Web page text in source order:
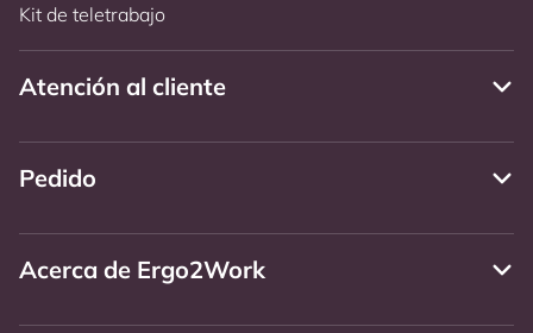
Kit de teletrabajo
Atención al cliente
Pedido
Acerca de Ergo2Work